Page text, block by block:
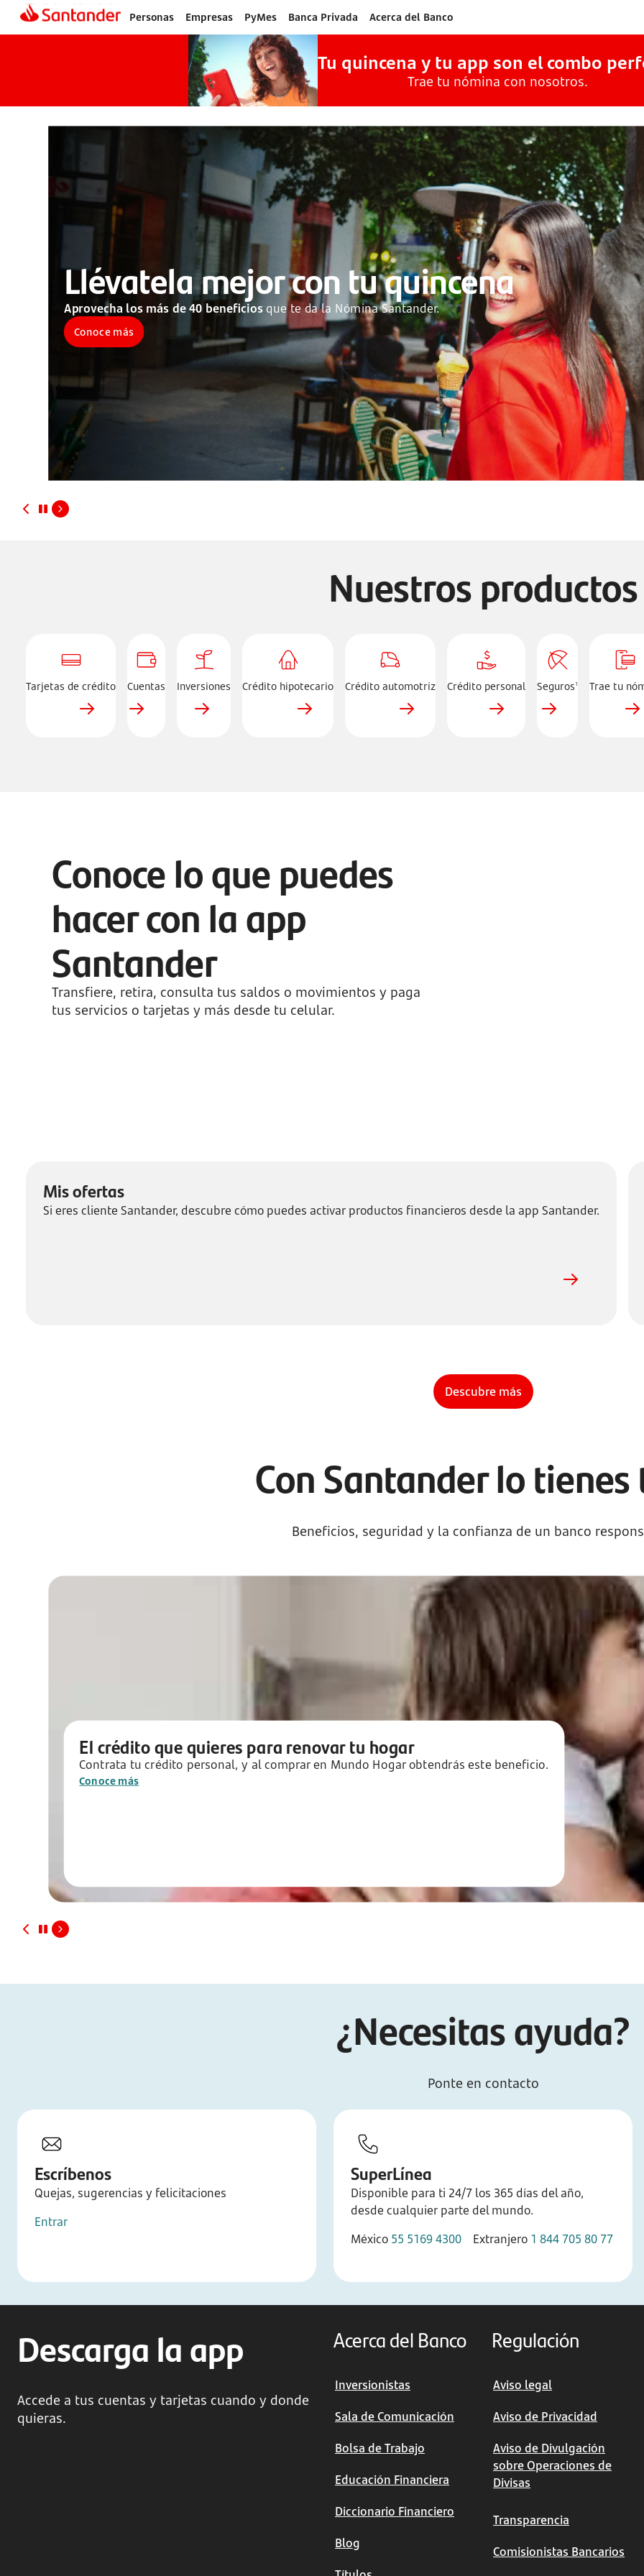
Página
de
Personas Empresas PyMes Banca Privada Acerca del Banco
Tu quincena y tu app son el combo
Trae tu nómina con nosotros.
Llévatela mejor con tu quincena
Aprovecha los más de 40 beneficios que te da la Nómina Santander.
Conoce más
Nuestros productos
credito
Tarjetas de crédito Cuentas Inversiones
hipotecario
Crédito hipotecario
automotriz
Crédito automotríz
personal
Crédito personal Seguros1
nomina
Trae tu
Conoce lo que puedes
hacer con la app
Santander
Transfiere, retira, consulta tus saldos o movimientos y paga
tus servicios o tarjetas y más desde tu celular.
Mis ofertas
Si eres cliente Santander, descubre cómo puedes activar productos financieros desde la app Santander.
Descubre más
Con Santander lo
Beneficios, seguridad y la confianza de un banco
El crédito que quieres para renovar tu hogar
Contrata tu crédito personal, y al comprar en Mundo Hogar obtendrás este beneficio.
Conoce más
¿Necesitas ayuda?
Ponte en contacto
Escríbenos
Quejas, sugerencias y felicitaciones
Entrar
SuperLínea
Disponible para ti 24/7 los 365 días del año,
desde cualquier parte del mundo.
México 55 5169 4300 Extranjero 1 844 705 80 77
Descarga la app
Accede a tus cuentas y tarjetas cuando y donde
quieras.
Acerca del Banco
Inversionistas
Sala de Comunicación
Bolsa de Trabajo
Educación Financiera
Diccionario Financiero
Blog
Regulación
Aviso legal
Aviso de Privacidad
Aviso de Divulgación
sobre Operaciones de
Divisas
Transparencia
Comisionistas Bancarios